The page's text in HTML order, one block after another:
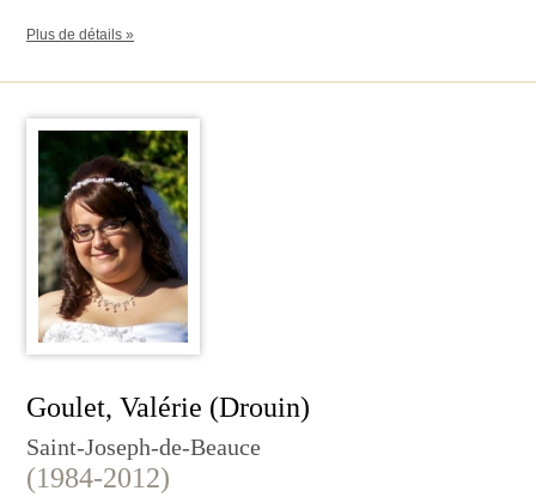
Plus de détails »
Goulet, Valérie (Drouin)
Saint-Joseph-de-Beauce
(1984-2012)